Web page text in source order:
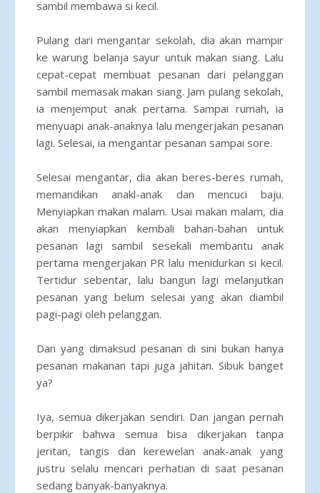
sambil membawa si kecil.
Pulang dari mengantar sekolah, dia akan mampir
ke warung belanja sayur untuk makan siang. Lalu
cepat-cepat membuat pesanan dari pelanggan
sambil memasak makan siang. Jam pulang sekolah,
ia menjemput anak pertama. Sampai rumah, ia
menyuapi anak-anaknya lalu mengerjakan pesanan
lagi. Selesai, ia mengantar pesanan sampai sore.
Selesai mengantar, dia akan beres-beres rumah,
memandikan anakl-anak dan mencuci baju.
Menyiapkan makan malam. Usai makan malam, dia
akan menyiapkan kembali bahan-bahan untuk
pesanan lagi sambil sesekali membantu anak
pertama mengerjakan PR lalu menidurkan si kecil.
Tertidur sebentar, lalu bangun lagi melanjutkan
pesanan yang belum selesai yang akan diambil
pagi-pagi oleh pelanggan.
Dan yang dimaksud pesanan di sini bukan hanya
pesanan makanan tapi juga jahitan. Sibuk banget
ya?
Iya, semua dikerjakan sendiri. Dan jangan pernah
berpikir bahwa semua bisa dikerjakan tanpa
jeritan, tangis dan kerewelan anak-anak yang
justru selalu mencari perhatian di saat pesanan
sedang banyak-banyaknya.